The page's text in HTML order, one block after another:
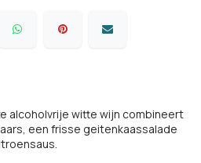
alcoholvrije witte wijn combineert
een frisse geitenkaassalade